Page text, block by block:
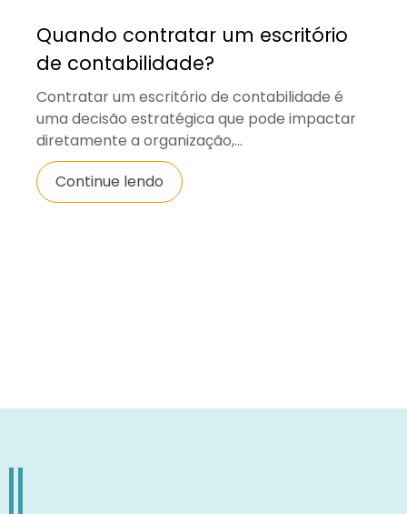
Quando contratar um escritório
de contabilidade?
Contratar um escritório de contabilidade é
uma decisão estratégica que pode impactar
diretamente a organização,...
Continue lendo